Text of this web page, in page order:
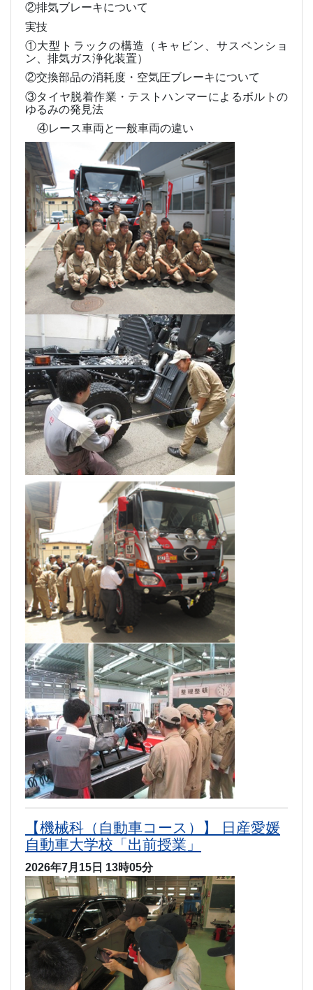
②排気ブレーキについて
実技
①大型トラックの構造（キャビン、サスペンショ
ン、排気ガス浄化装置）
②交換部品の消耗度・空気圧ブレーキについて
③タイヤ脱着作業・テストハンマーによるボルトの
ゆるみの発見法
④レース車両と一般車両の違い
【機械科（自動車コース）】 日産愛媛
自動車大学校「出前授業」
2026年7月15日 13時05分